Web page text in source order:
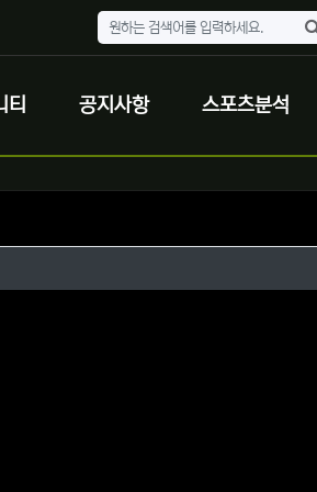
티 공지사항 스포츠분석